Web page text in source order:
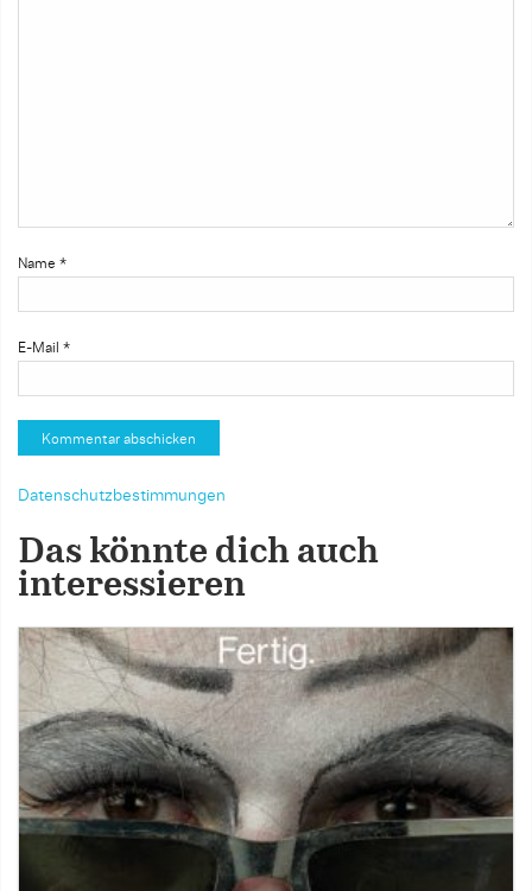
Name *
E-Mail *
Datenschutzbestimmungen
Das könnte dich auch
interessieren